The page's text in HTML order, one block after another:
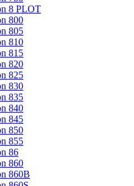
8 PLOT
800
805
810
815
820
825
830
835
840
845
850
855
86
860
860B